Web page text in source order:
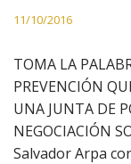
11/10/2016
TOMA LA
PREVENCIÓN
UNA JUNTA DE
NEGOCIACIÓN
Salvador Arpa